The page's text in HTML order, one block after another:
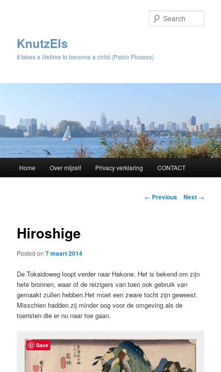
KnutzEls
It takes a lifetime to become a child (Pablo Picasso)
Skip
content
Home Over mijzelf Privacy verklaring CONTACT
Post
← Previous Next →
Hiroshige
Posted on7 maart 2014
De Tokaidoweg loopt verder naar Hakone. Het is bekend om zijn
hete bronnen, waar of de reizigers van toen ook gebruik van
gemaakt zullen hebben.Het moet een zware tocht zijn geweest.
Misschien hadden zij minder oog voor de omgeving als de
toeristen die er nu naar toe gaan.
Save